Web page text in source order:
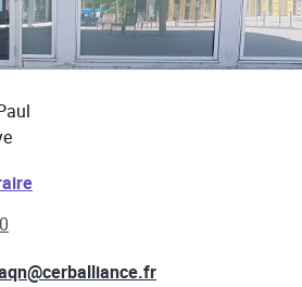
Tab
Link Opens in New Tab